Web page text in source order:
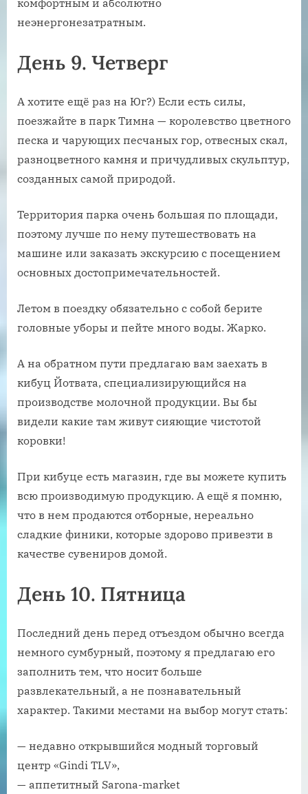
комфортным и абсолютно
неэнергонезатратным.
День 9. Четверг
А хотите ещё раз на Юг?) Если есть силы,
поезжайте в парк Тимна — королевство цветного
песка и чарующих песчаных гор, отвесных скал,
разноцветного камня и причудливых скульптур,
созданных самой природой.
Территория парка очень большая по площади,
поэтому лучше по нему путешествовать на
машине или заказать экскурсию с посещением
основных достопримечательностей.
Летом в поездку обязательно с собой берите
головные уборы и пейте много воды. Жарко.
А на обратном пути предлагаю вам заехать в
кибуц Йотвата, специализирующийся на
производстве молочной продукции. Вы бы
видели какие там живут сияющие чистотой
коровки!
При кибуце есть магазин, где вы можете купить
всю производимую продукцию. А ещё я помню,
что в нем продаются отборные, нереально
сладкие финики, которые здорово привезти в
качестве сувениров домой.
День 10. Пятница
Последний день перед отъездом обычно всегда
немного сумбурный, поэтому я предлагаю его
заполнить тем, что носит больше
развлекательный, а не познавательный
характер. Такими местами на выбор могут стать:
— недавно открывшийся модный торговый
центр «Gindi TLV»,
— аппетитный Sarona-market